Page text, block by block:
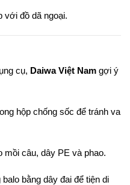
với đồ dã ngoại.
cụ, Daiwa Việt Nam gợi ý
hộp chống sốc để tránh va
mồi câu, dây PE và phao.
bằng dây đai để tiện di